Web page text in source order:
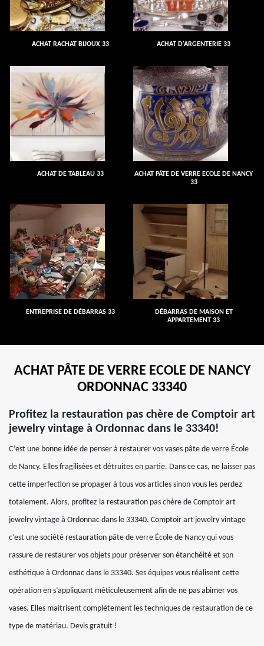
ACHAT RACHAT BIJOUX 33 ACHAT D'ARGENTERIE 33
ACHAT DE TABLEAU 33
ACHAT PÂTE DE VERRE ECOLE DE NANCY
33
ENTREPRISE DE DÉBARRAS 33
DÉBARRAS DE MAISON ET
APPARTEMENT 33
ACHAT PÂTE DE VERRE ECOLE DE NANCY
ORDONNAC 33340
Profitez la restauration pas chère de Comptoir art
jewelry vintage à Ordonnac dans le 33340!
C’est une bonne idée de penser à restaurer vos vases pâte de verre École
de Nancy. Elles fragilisées et détruites en partie. Dans ce cas, ne laisser pas
cette imperfection se propager à tous vos articles sinon vous les perdez
totalement. Alors, profitez la restauration pas chère de Comptoir art
jewelry vintage à Ordonnac dans le 33340. Comptoir art jewelry vintage
c’est une société restauration pâte de verre École de Nancy qui vous
rassure de restaurer vos objets pour préserver son étanchéité et son
esthétique à Ordonnac dans le 33340. Ses équipes vous réalisent cette
opération en s’appliquant méticuleusement afin de ne pas abimer vos
vases. Elles maitrisent complètement les techniques de restauration de ce
type de matériau. Devis gratuit !